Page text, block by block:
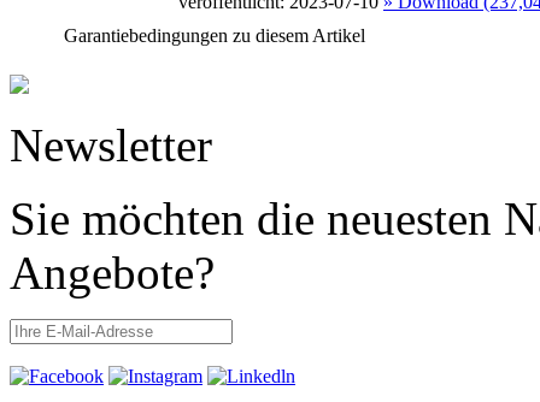
Garantiebedingungen zu diesem Artikel
Newsletter
Sie möchten die neuesten
Angebote?